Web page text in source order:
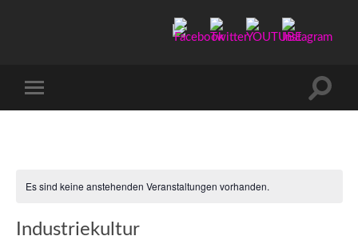
Manu-
Menü
Es sind keine anstehenden Veranstaltungen vorhanden.
Industriekultur